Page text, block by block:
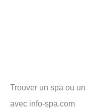
Trouver un spa ou
avec info-spa.com